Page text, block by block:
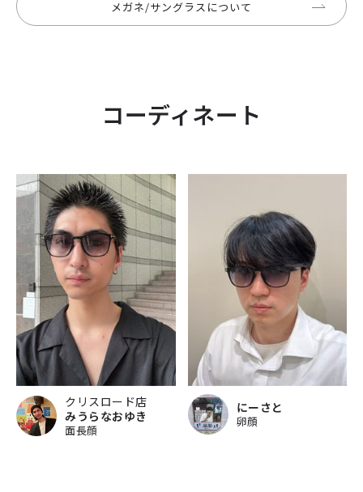
メガネ/サングラスについて
コーディネート
クリスロード店
みうらなおゆき
面長顔
にーさと
卵顔